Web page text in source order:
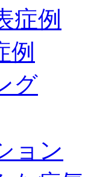
症例
例
グ
ョン